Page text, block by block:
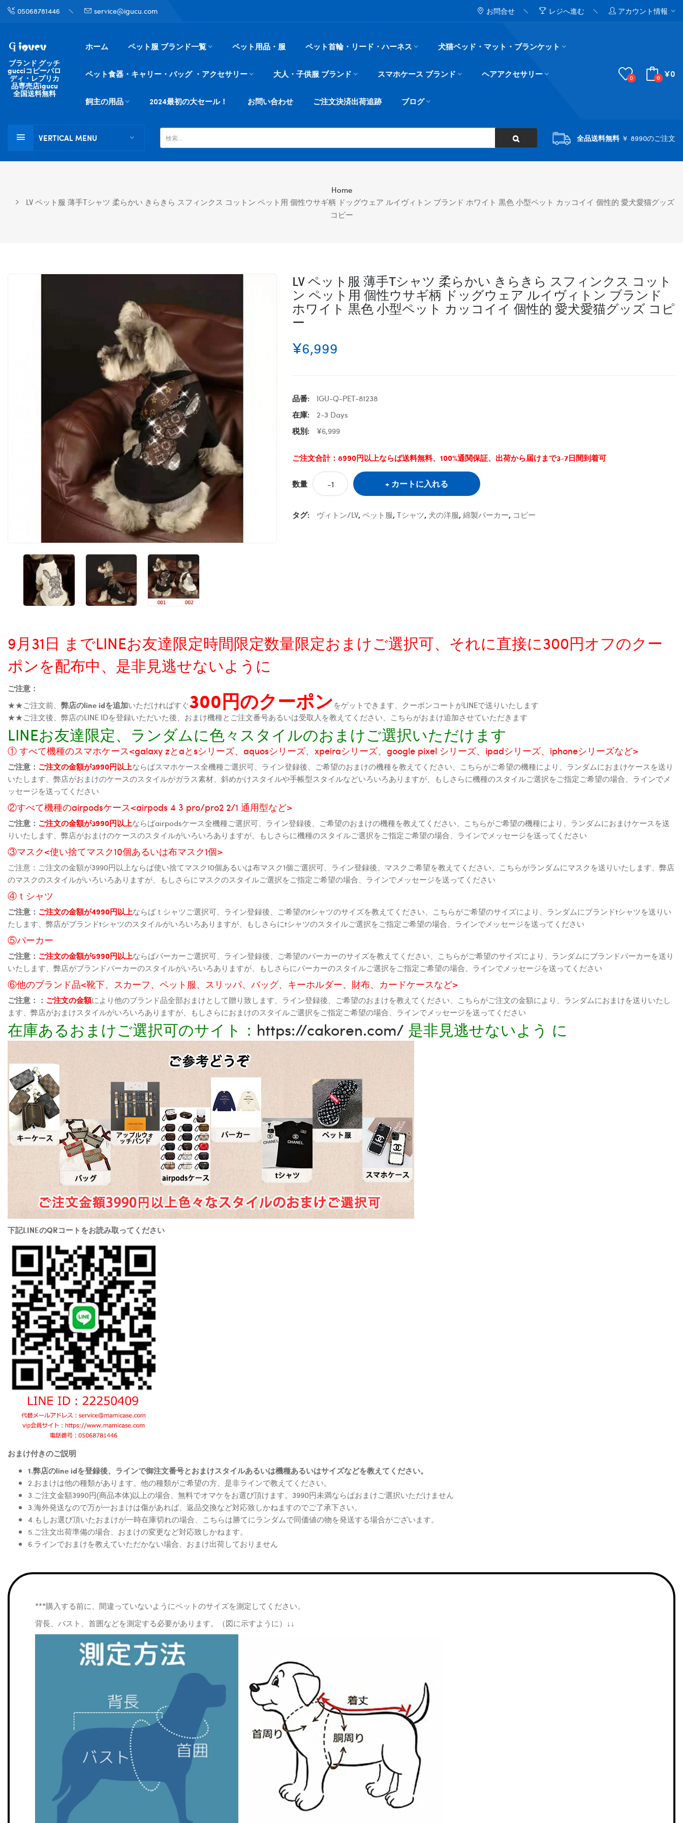
05068781446 service@igucu.com お問合せ レジへ進む アカウント情報
ブランド グッチ
gucciコピーパロ
ディ・レプリカ
品専売店igucu
全国送料無料
ホーム ペット服 ブランド一覧 ペット用品・服 ペット首輪・リード・ハーネス 犬猫ベッド・マット・ブランケット
ペット食器・キャリー・バッグ ・アクセサリー 大人・子供服 ブランド スマホケース ブランド ヘアアクセサリー
飼主の用品 2024最初の大セール！ お問い合わせ ご注文決済出荷追跡 ブログ
0 0 ¥0
VERTICAL MENU 全品送料無料￥ 8990のご注文
Home
LV ペット服 薄手Tシャツ 柔らかい きらきら スフィンクス コットン ペット用 個性ウサギ柄 ドッグウェア ルイヴィトン ブランド ホワイト 黒色 小型ペット カッコイイ 個性的 愛犬愛猫グッズ
コピー
LV ペット服 薄手Tシャツ 柔らかい きらきら スフィンクス コット
ン ペット用 個性ウサギ柄 ドッグウェア ルイヴィトン ブランド
ホワイト 黒色 小型ペット カッコイイ 個性的 愛犬愛猫グッズ コピ
ー
¥6,999
品番:
IGU-Q-PET-81238
在庫:
2-3 Days
税別:
¥6,999
ご注文合計：8990円以上ならば送料無料、100%通関保証、出荷から届けまで3-7日間到着可
数量 カートに入れる
タグ: ヴィトン/LV, ペット服, Tシャツ, 犬の洋服, 綿製パーカー, コピー
9月31日 までLINEお友達限定時間限定数量限定おまけご選択可、それに直接に300円オフのクー
ポンを配布中、是非見逃せないように
ご注意：
★★ご注文前、 弊店のline idを追加いただければすぐ300円のクーポンをゲットできます、クーポンコートがLINEで送りいたします
★★ご注文後、弊店のLINE IDを登録いただいた後、おまけ機種とご注文番号あるいは受取人を教えてください、こちらがおまけ追加させていただきます
LINEお友達限定、ランダムに色々スタイルのおまけご選択いただけます
① すべて機種のスマホケース<galaxy zとaとsシリーズ、aquosシリーズ、xpeiraシリーズ、google pixel シリーズ、ipadシリーズ、iphoneシリーズなど>
ご注意： ご注文の金額が3990円以上ならばスマホケース全機種ご選択可、ライン登録後、ご希望のおまけの機種を教えてください、こちらがご希望の機種により、ランダムにおまけケースを送り
いたします、弊店がおまけのケースのスタイルがガラス素材、斜めかけスタイルや手帳型スタイルなどいろいろありますが、もしさらに機種のスタイルご選択をご指定ご希望の場合、ラインでメ
ッセージを送ってください
②すべて機種のairpodsケース<airpods 4 3 pro/pro2 2/1 通用型など>
ご注意： ご注文の金額が3990円以上ならばairpodsケース全機種ご選択可、ライン登録後、ご希望のおまけの機種を教えてください、こちらがご希望の機種により、ランダムにおまけケースを送
りいたします、弊店がおまけのケースのスタイルがいろいろありますが、もしさらに機種のスタイルご選択をご指定ご希望の場合、ラインでメッセージを送ってください
③マスク<使い捨てマスク10個あるいは布マスク1個>
ご注意：ご注文の金額が3990円以上ならば使い捨てマスク10個あるいは布マスク1個ご選択可、ライン登録後、マスクご希望を教えてください、こちらがランダムにマスクを送りいたします、弊店
のマスクのスタイルがいろいろありますが、もしさらにマスクのスタイルご選択をご指定ご希望の場合、ラインでメッセージを送ってください
④ｔシャツ
ご注意： ご注文の金額が4990円以上ならばｔシャツご選択可、ライン登録後、ご希望のtシャツのサイズを教えてください、こちらがご希望のサイズにより、ランダムにブランドtシャツを送りい
たします、弊店がブランドtシャツのスタイルがいろいろありますが、もしさらにtシャツのスタイルご選択をご指定ご希望の場合、ラインでメッセージを送ってください
⑤パーカー
ご注意： ご注文の金額が5990円以上ならばパーカーご選択可、ライン登録後、ご希望のパーカーのサイズを教えてください、こちらがご希望のサイズにより、ランダムにブランドパーカーを送り
いたします、弊店がブランドパーカーのスタイルがいろいろありますが、もしさらにパーカーのスタイルご選択をご指定ご希望の場合、ラインでメッセージを送ってください
⑥他のブランド品<靴下、スカーフ、ペット服、スリッパ、バッグ、キーホルダー、財布、カードケースなど>
ご注意：： ご注文の金額により他のブランド品全部おまけとして贈り致します、ライン登録後、ご希望のおまけを教えてください、こちらがご注文の金額により、ランダムにおまけを送りいたし
ます、弊店がおまけスタイルがいろいろありますが、もしさらにおまけのスタイルご選択をご指定ご希望の場合、ラインでメッセージを送ってください
在庫あるおまけご選択可のサイト： https://cakoren.com/ 是非見逃せないよう に
下記LINEのQRコートをお読み取ってください
おまけ付きのご説明
1.弊店のline idを登録後、ラインで御注文番号とおまけスタイルあるいは機種あるいはサイズなどを教えてください。
2.おまけは他の種類があります。他の種類がご希望の方、是非ラインで教えてください。
3.ご注文金額3990円(商品本体)以上の場合、無料でオマケをお選び頂けます。3990円未満ならばおまけご選択いただけません
3.海外発送なので万が一おまけは傷があれば、返品交換など対応致しかねますのでご了承下さい。
4.もしお選び頂いたおまけが一時在庫切れの場合、こちらは勝てにランダムで同価値の物を発送する場合がございます。
5.ご注文出荷準備の場合、おまけの変更など対応致しかねます。
6.ラインでおまけを教えていただかない場合、おまけ出荷しておりません
***購入する前に、間違っていないようにペットのサイズを測定してください。
背長、バスト、首囲などを測定する必要があります。（図に示すように）↓↓